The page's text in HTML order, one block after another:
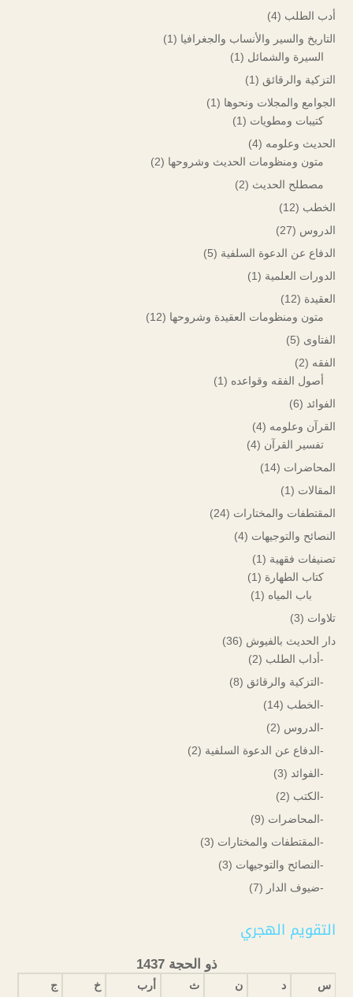
أدب الطلب (4)
التاريخ والسير والأنساب والجغرافيا (1)
السيرة والشمائل (1)
التزكية والرقائق (1)
الجوامع والمجلات ونحوها (1)
كتيبات ومطويات (1)
الحديث وعلومه (4)
متون ومنظومات الحديث وشروحها (2)
مصطلح الحديث (2)
الخطب (12)
الدروس (27)
الدفاع عن الدعوة السلفية (5)
الدورات العلمية (1)
العقيدة (12)
متون ومنظومات العقيدة وشروحها (12)
الفتاوى (5)
الفقه (2)
أصول الفقه وقواعده (1)
الفوائد (6)
القرآن وعلومه (4)
تفسير القرآن (4)
المحاضرات (14)
المقالات (1)
المقتطفات والمختارات (24)
النصائح والتوجيهات (4)
تصنيفات فقهية (1)
كتاب الطهارة (1)
باب المياه (1)
تلاوات (3)
دار الحديث بالفيوش (36)
-أداب الطلب (2)
-التزكية والرقائق (8)
-الخطب (14)
-الدروس (2)
-الدفاع عن الدعوة السلفية (2)
-الفوائد (3)
-الكتب (2)
-المحاضرات (9)
-المقتطفات والمختارات (3)
-النصائح والتوجيهات (3)
-ضيوف الدار (7)
التقويم الهجري
ذو الحجة 1437
س د ن ث أرب خ ج